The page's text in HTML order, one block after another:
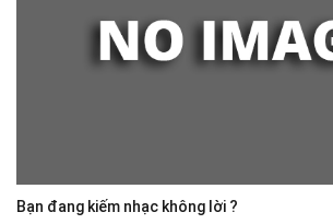
Bạn đang kiếm nhạc không lời ?